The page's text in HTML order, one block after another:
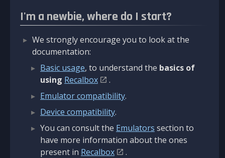
I'm a newbie, where do I start?
We strongly encourage you to look at the
documentation:
Basic usage, to understand the basics of
using Recalbox
.
Emulator compatibility.
Device compatibility.
You can consult the Emulators section to
have more information about the ones
present in Recalbox
.